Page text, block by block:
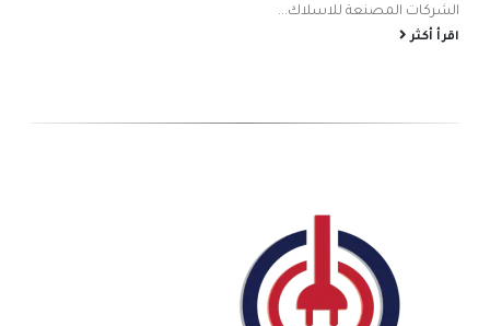
الشركات المصنعة للاسلاك...
اقرأ أكثر